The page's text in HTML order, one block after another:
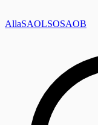
AllaSAOLSOSAOB